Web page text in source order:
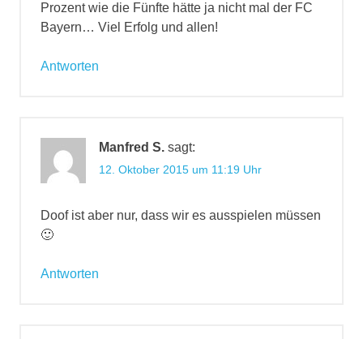
Prozent wie die Fünfte hätte ja nicht mal der FC
Bayern… Viel Erfolg und allen!
Antworten
Manfred S. sagt:
12. Oktober 2015 um 11:19 Uhr
Doof ist aber nur, dass wir es ausspielen müssen
🙂
Antworten